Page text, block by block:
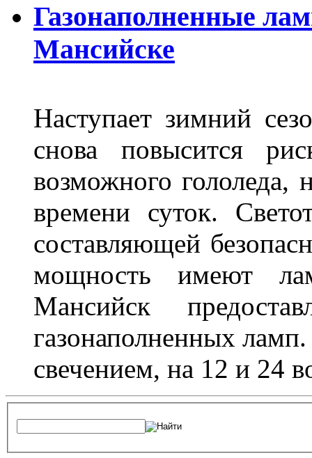
Газонаполненные
Мансийске
Наступает зимний
снова повысится
возможного гололеда,
времени суток.
составляющей
мощность имеют
Мансийск
газонаполненных
свечением, на 12 и 24